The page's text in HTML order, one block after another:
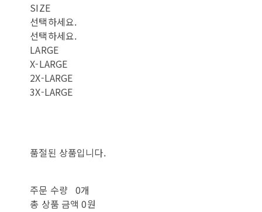
SIZE
선택하세요.
선택하세요.
LARGE
X-LARGE
2X-LARGE
3X-LARGE
품절된 상품입니다.
주문 수량 0개
총 상품 금액 0원